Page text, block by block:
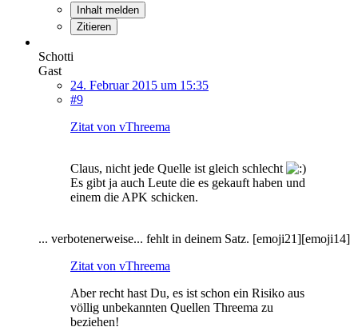
Inhalt melden
Zitieren
Schotti
Gast
24. Februar 2015 um 15:35
#9
Zitat von vThreema
Claus, nicht jede Quelle ist gleich schlecht
Es gibt ja auch Leute die es gekauft haben und
einem die APK schicken.
... verbotenerweise... fehlt in deinem Satz. [emoji21][emoji14]
Zitat von vThreema
Aber recht hast Du, es ist schon ein Risiko aus
völlig unbekannten Quellen Threema zu
beziehen!